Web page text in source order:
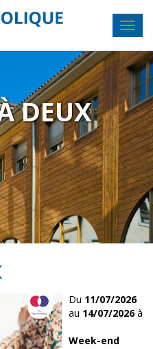
DEUX
Du 11/07/2026
au 14/07/2026à
Week-end